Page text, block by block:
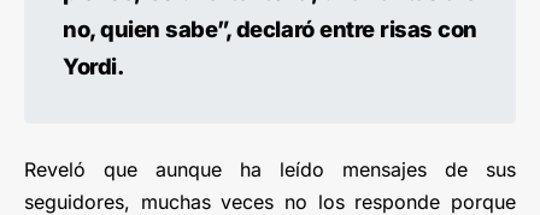
no, quien sabe”, declaró entre risas con
Yordi.
Reveló que aunque ha leído mensajes de sus
seguidores, muchas veces no los responde porque